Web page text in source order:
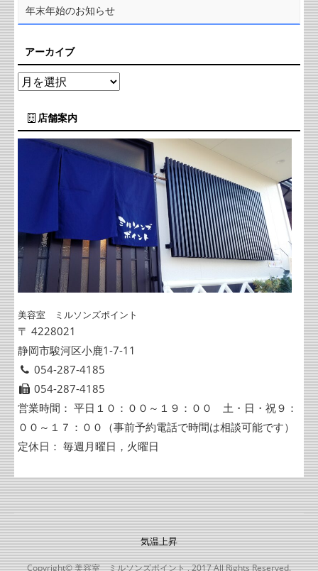
年末年始のお知らせ
アーカイブ
店舗案内
美容室 ミルソンズポイント
〒 4228021
静岡市駿河区小鹿1-7-11
054-287-4185
054-287-4185
営業時間： 平日１０：００～１９：００ 土・日・祝９：
００～１７：００（事前予約電話で時間は相談可能です）
定休日： 毎週月曜日，火曜日
気温上昇
Copyright© 美容室 ミルソンズポイント , 2017 All Rights Reserved.